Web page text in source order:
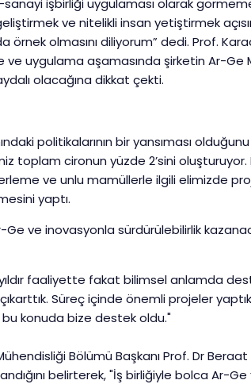
işbirliği uygulaması olarak
ve nitelikli insan yetiştirmek
örnek olmasını diliyorum” dedi. Prof.
uygulama aşamasında şirketin Ar-Ge
olacağına dikkat çekti.
politikalarının bir yansıması
toplam cironun yüzde 2’sini
ve unlu mamüllerle ilgili elimizde
yaptı.
Ge ve inovasyonla sürdürülebilirlik
faaliyette fakat bilimsel anlamda
Süreç içinde önemli projeler
bu konuda bize destek oldu."
Bölümü Başkanı Prof. Dr
belirterek, "İş birliğiyle bolca Ar-